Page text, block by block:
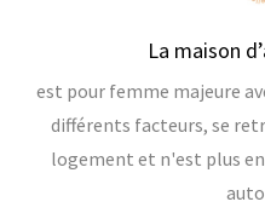
La maison
est pour femme majeure
différents facteurs, se
logement et n'est plus